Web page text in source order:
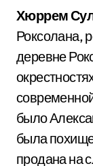
Хюррем
Роксолана,
деревне
было
была
продана на